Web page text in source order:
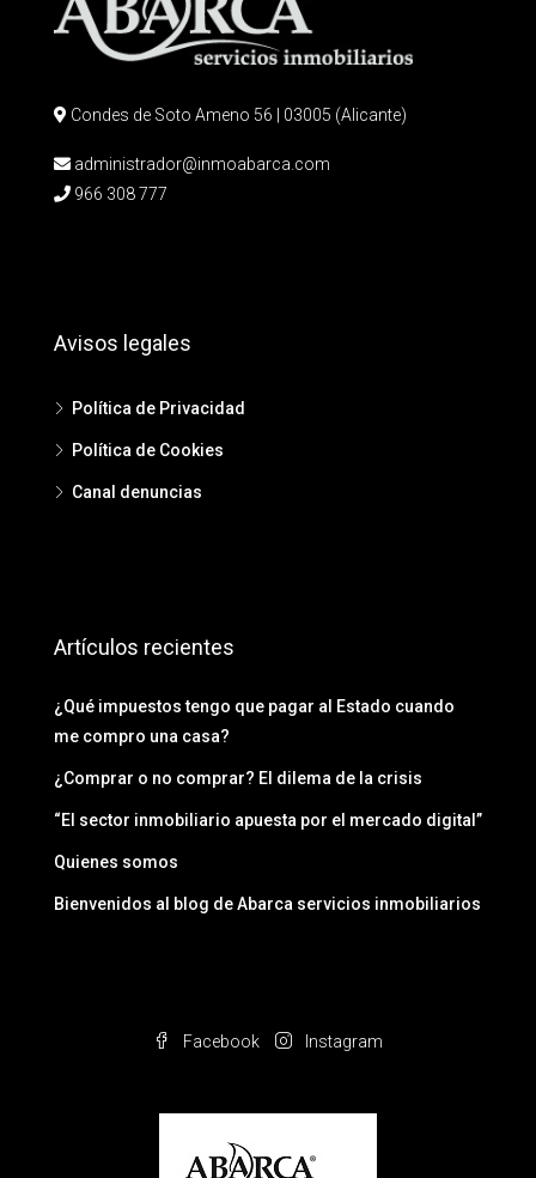
Condes de Soto Ameno 56 | 03005 (Alicante)
administrador@inmoabarca.com
966 308 777
Avisos legales
Política de Privacidad
Política de Cookies
Canal denuncias
Artículos recientes
¿Qué impuestos tengo que pagar al Estado cuando
me compro una casa?
¿Comprar o no comprar? El dilema de la crisis
“El sector inmobiliario apuesta por el mercado digital”
Quienes somos
Bienvenidos al blog de Abarca servicios inmobiliarios
Facebook Instagram